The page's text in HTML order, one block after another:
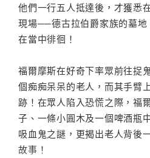
他們一行五人抵達後，才獲悉
現場──德古拉伯爵家族的墓地
在當中徘徊！
福爾摩斯在好奇下率眾前往捉
個痴痴呆呆的老人，而其手臂
跡！在眾人陷入恐慌之際，福
子、一條小圓木及一個啤酒瓶
吸血鬼之謎，更揭出老人背後
故事！